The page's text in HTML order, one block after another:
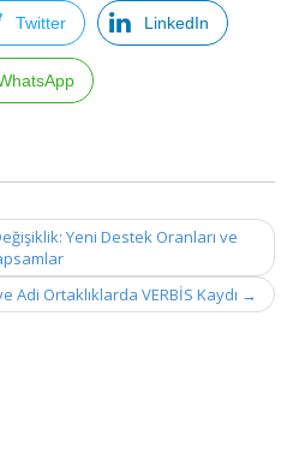
Twitter LinkedIn
Yeni Destek Oranları ve
Adi Ortaklıklarda VERBİS Kaydı →